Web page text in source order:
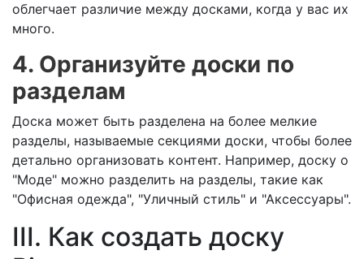
облегчает различие между досками, когда у вас их
много.
4. Организуйте доски по
разделам
Доска может быть разделена на более мелкие
разделы, называемые секциями доски, чтобы более
детально организовать контент. Например, доску о
"Моде" можно разделить на разделы, такие как
"Офисная одежда", "Уличный стиль" и "Аксессуары".
III. Как создать доску